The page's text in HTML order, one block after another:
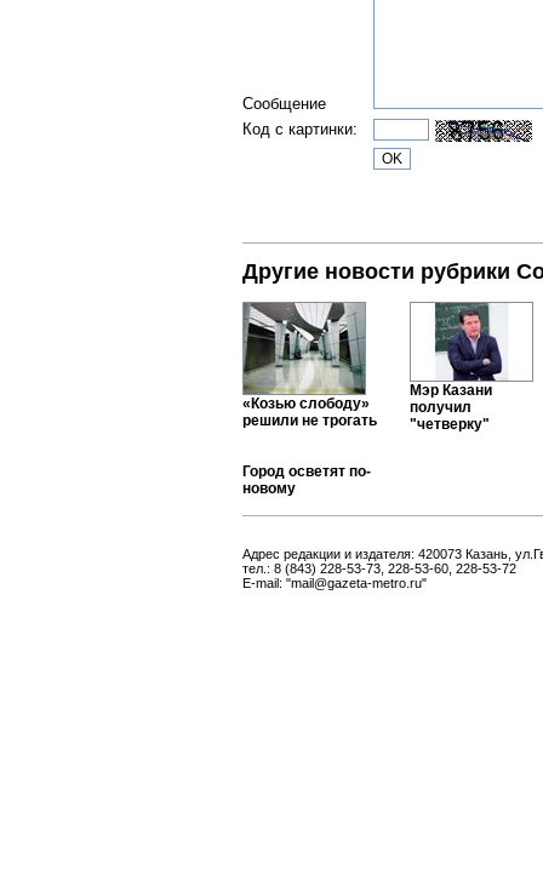
Сообщение
Код с картинки:
Другие новости рубрики
«Козью слободу»
решили не трогать
Мэр Казани
получил
"четверку"
Город осветят по-
новому
Адрес редакции и издателя: 420073 Казань,
тел.: 8 (843) 228-53-73, 228-53-60, 228-53-72
E-mail: "mail@gazeta-metro.ru"